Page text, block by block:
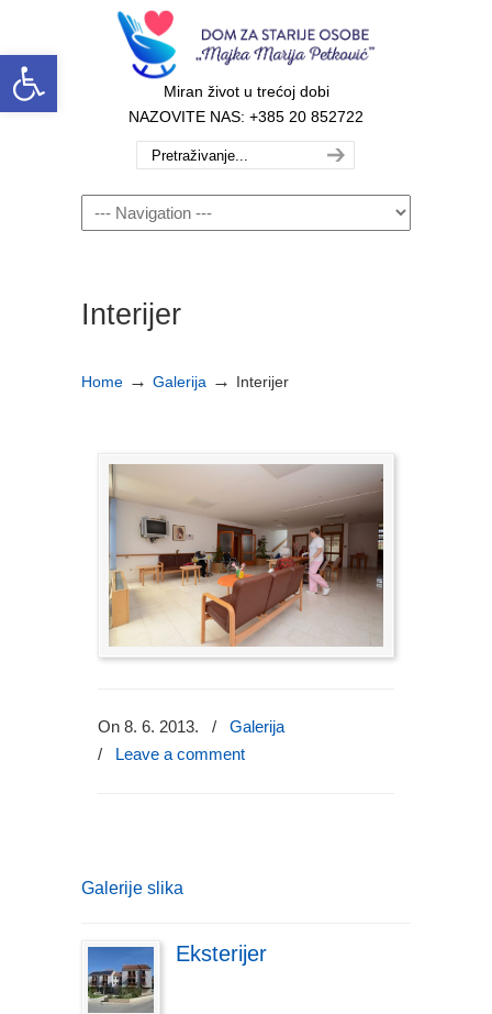
Open toolbar
Miran život u trećoj dobi
NAZOVITE NAS: +385 20 852722
Navigation
Interijer
Home → Galerija → Interijer
On 8. 6. 2013. /
Galerija
/ Leave a comment
Galerije slika
Eksterijer